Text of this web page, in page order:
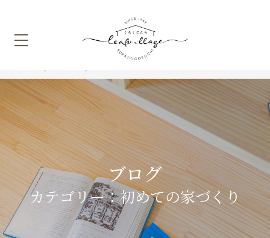
ブログ
カテゴリー：初めての家づくり